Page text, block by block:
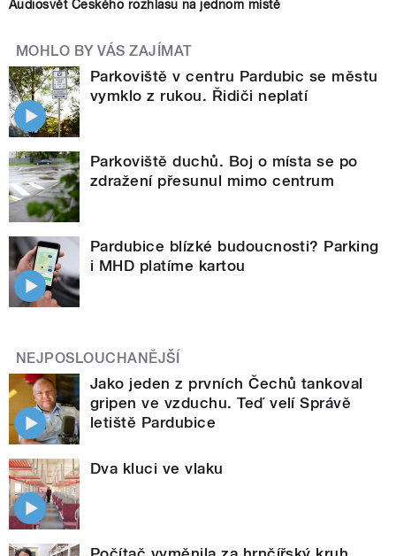
Audiosvět Českého rozhlasu na jednom místě
MOHLO BY VÁS ZAJÍMAT
Parkoviště v centru Pardubic se městu
vymklo z rukou. Řidiči neplatí
Parkoviště duchů. Boj o místa se po
zdražení přesunul mimo centrum
Pardubice blízké budoucnosti? Parking
i MHD platíme kartou
NEJPOSLOUCHANĚJŠÍ
Jako jeden z prvních Čechů tankoval
gripen ve vzduchu. Teď velí Správě
letiště Pardubice
Dva kluci ve vlaku